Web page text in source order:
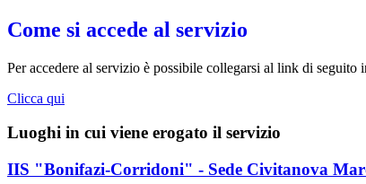
Come si accede al servizio
Per accedere al servizio è possibile collegarsi al link di seguito
Clicca qui
Luoghi in cui viene erogato il servizio
IIS "Bonifazi-Corridoni" - Sede Civitanova